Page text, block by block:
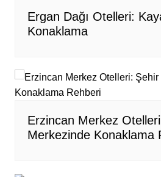
Ergan Dağı Otelleri:
Konaklama
Erzincan Merkez
Merkezinde Konaklama